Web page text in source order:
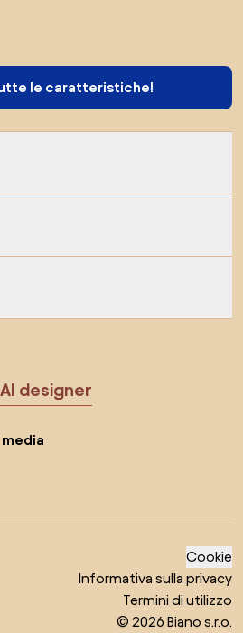
le caratteristiche!
AI designer
Cookie
Informativa sulla privacy
Termini di utilizzo
© 2026 Biano s.r.o.